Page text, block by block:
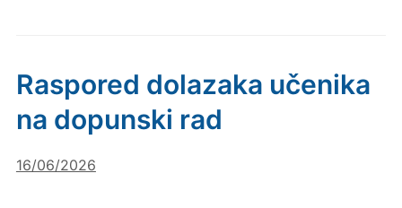
Raspored dolazaka učenika
na dopunski rad
16/06/2026